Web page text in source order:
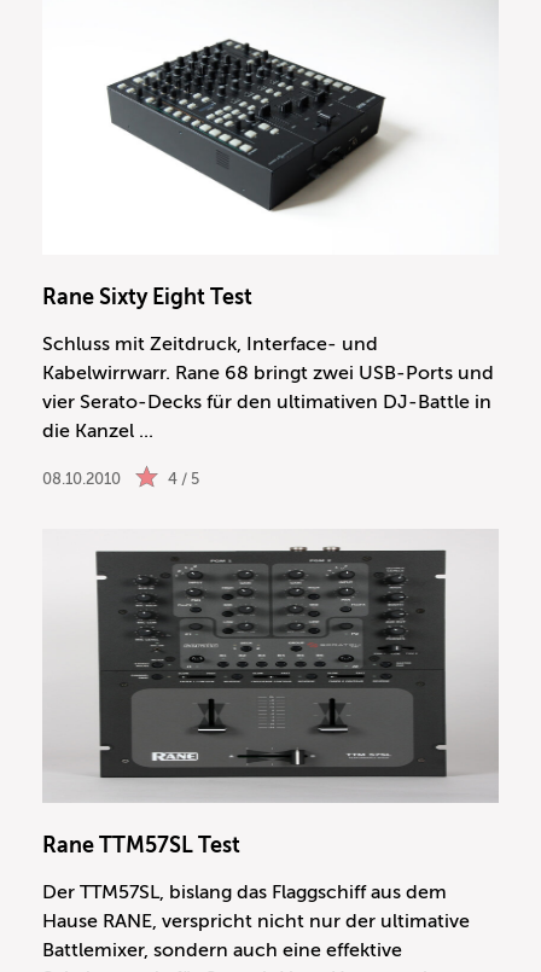
Rane Sixty Eight Test
Schluss mit Zeitdruck, Interface- und
Kabelwirrwarr. Rane 68 bringt zwei USB-Ports und
vier Serato-Decks für den ultimativen DJ-Battle in
die Kanzel ...
08.10.2010 4 / 5
Rane TTM57SL Test
Der TTM57SL, bislang das Flaggschiff aus dem
Hause RANE, verspricht nicht nur der ultimative
Battlemixer, sondern auch eine effektive